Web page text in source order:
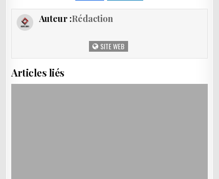
Auteur :Rédaction
SITE WEB
Articles liés